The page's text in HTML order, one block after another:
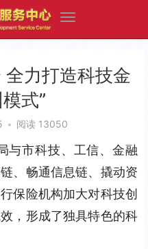
力打造科技金
式”
• 阅读 13050
与市科技、工信、金融
、畅通信息链、撬动资
保险机构加大对科技创
，形成了独具特色的科